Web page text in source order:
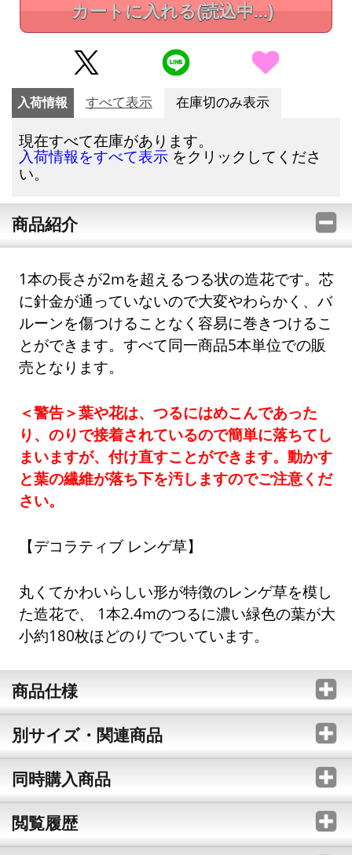
カートに入れる(読込中...)
入荷情報 すべて表示 在庫切のみ表示
現在すべて在庫があります。
入荷情報をすべて表示 をクリックしてくださ
い。
商品紹介
1本の長さが2mを超えるつる状の造花です。芯
に針金が通っていないので大変やわらかく、バ
ルーンを傷つけることなく容易に巻きつけるこ
とができます。すべて同一商品5本単位での販
売となります。
＜警告＞葉や花は、つるにはめこんであった
り、のりで接着されているので簡単に落ちてし
まいますが、付け直すことができます。動かす
と葉の繊維が落ち下を汚しますのでご注意くだ
さい。
【デコラティブ レンゲ草】
丸くてかわいらしい形が特徴のレンゲ草を模し
た造花で、 1本2.4mのつるに濃い緑色の葉が大
小約180枚ほどのりでついています。
商品仕様
別サイズ・関連商品
同時購入商品
閲覧履歴